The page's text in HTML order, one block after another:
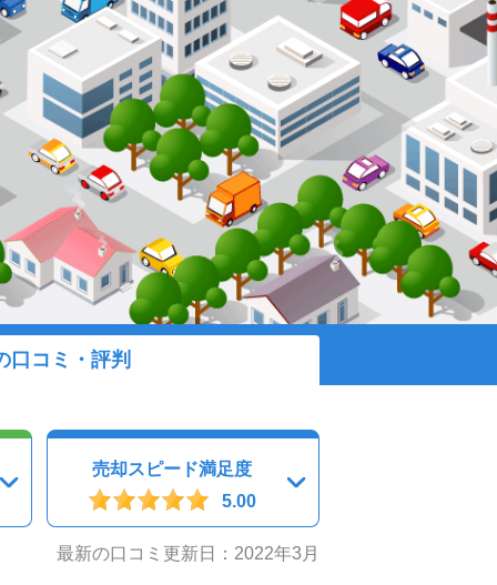
口コミ・評判
売却スピード満足度
5.00
最新の口コミ更新日：2022年3月